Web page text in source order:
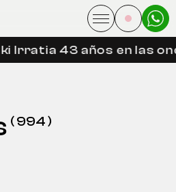
Irratia 43 años en las
( 994 )